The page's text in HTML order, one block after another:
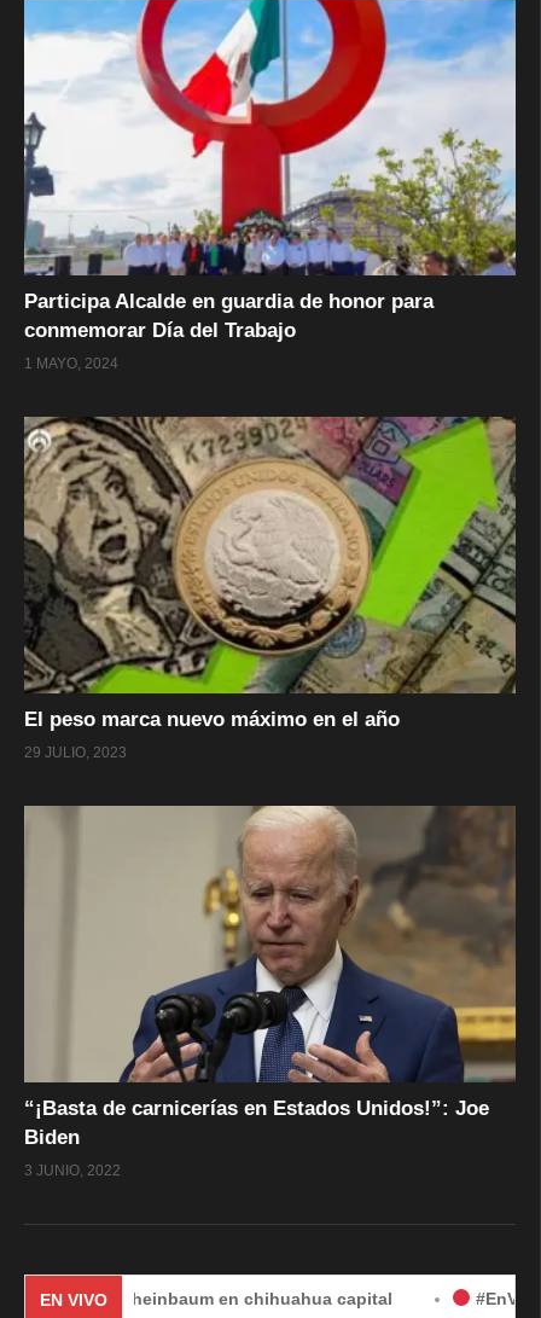
Participa Alcalde en guardia de honor para
conmemorar Día del Trabajo
1 MAYO, 2024
El peso marca nuevo máximo en el año
29 JULIO, 2023
“¡Basta de carnicerías en Estados Unidos!”: Joe
Biden
3 JUNIO, 2022
EN VIVO
Sheinbaum en chihuahua capital #EnVivo | DÍA 2: